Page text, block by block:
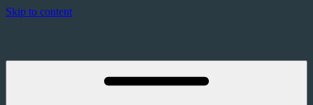
Skip to content
Dirigez votre pays et incarnez un chef d'état